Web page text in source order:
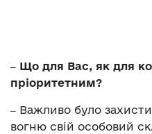
‒ Що для Вас, як для
пріоритетним?
‒ Важливо було
вогню свій особовий